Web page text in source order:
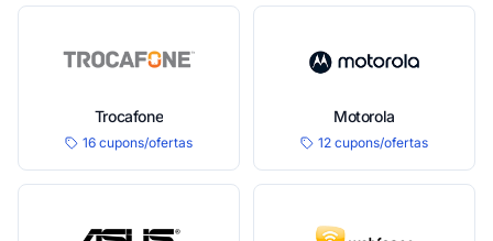
Trocafone
16 cupons/ofertas
Motorola
12 cupons/ofertas